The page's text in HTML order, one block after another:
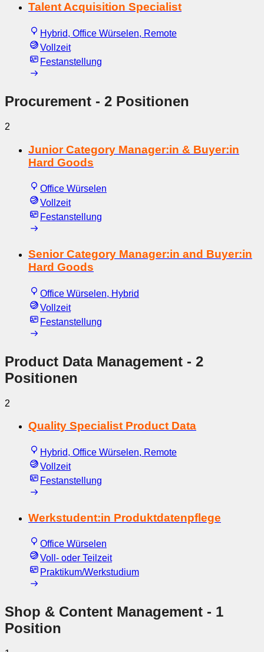
Talent Acquisition Specialist
Hybrid, Office Würselen, Remote
Vollzeit
Festanstellung
Procurement - 2 Positionen
2
Junior Category Manager:in & Buyer:in
Hard Goods
Office Würselen
Vollzeit
Festanstellung
Senior Category Manager:in and Buyer:in
Hard Goods
Office Würselen, Hybrid
Vollzeit
Festanstellung
Product Data Management - 2
Positionen
2
Quality Specialist Product Data
Hybrid, Office Würselen, Remote
Vollzeit
Festanstellung
Werkstudent:in Produktdatenpflege
Office Würselen
Voll- oder Teilzeit
Praktikum/Werkstudium
Shop & Content Management - 1
Position